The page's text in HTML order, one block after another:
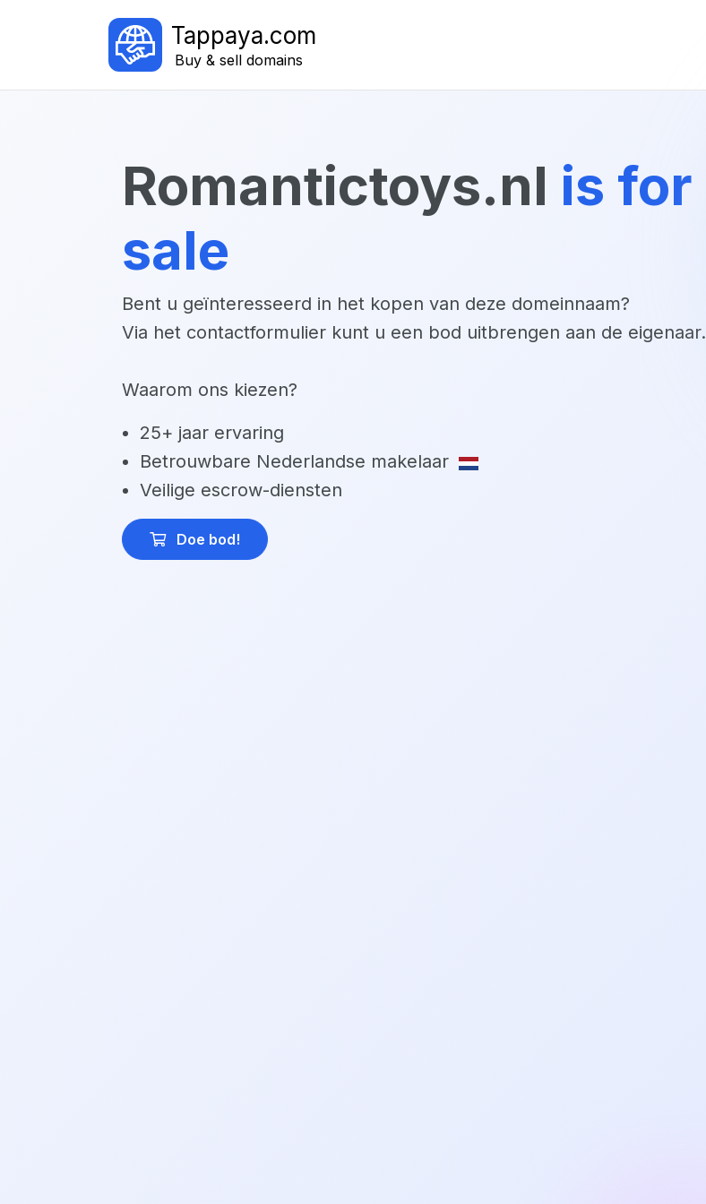
Tappaya.com
Buy & sell domains
romantictoys.nl is for
sale
Bent u geïnteresseerd in het kopen van deze domeinnaam?
Via het contactformulier kunt u een bod uitbrengen aan de eigenaar.
Waarom ons kiezen?
25+ jaar ervaring
Betrouwbare Nederlandse makelaar
Veilige escrow-diensten
Doe bod!